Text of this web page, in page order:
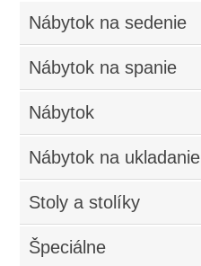
Nábytok na sedenie
Nábytok na spanie
Nábytok
Nábytok na ukladanie
Stoly a stolíky
Špeciálne